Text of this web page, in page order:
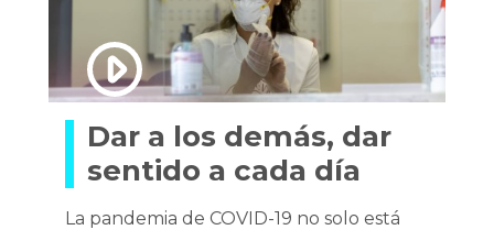
Dar a los demás, dar
sentido a cada día
La pandemia de COVID-19 no solo está